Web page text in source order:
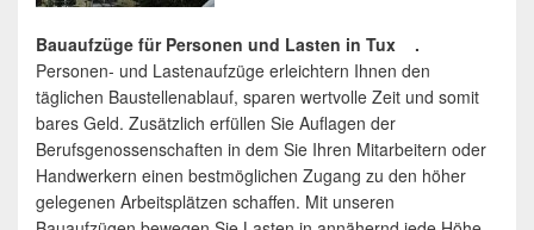
Bauaufzüge für Personen und Lasten in Tux .
Personen- und Lastenaufzüge erleichtern Ihnen den
täglichen Baustellenablauf, sparen wertvolle Zeit und somit
bares Geld. Zusätzlich erfüllen Sie Auflagen der
Berufsgenossenschaften in dem Sie Ihren Mitarbeitern oder
Handwerkern einen bestmöglichen Zugang zu den höher
gelegenen Arbeitsplätzen schaffen. Mit unseren